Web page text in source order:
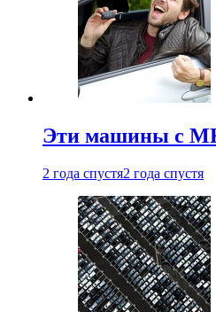
Эти машины с
2 года спустя2 года спустя